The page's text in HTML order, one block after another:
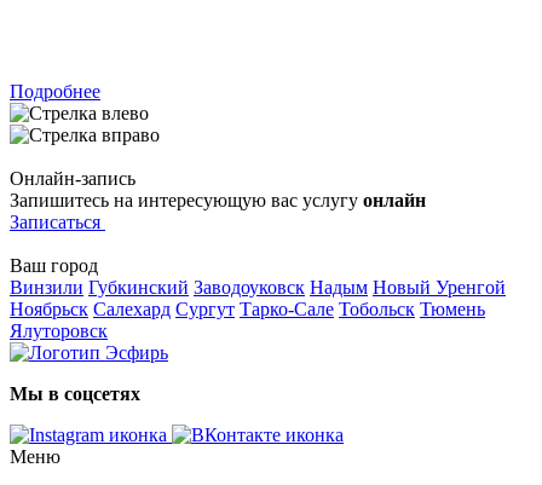
Подробнее
Онлайн-запись
Запишитесь на интересующую вас услугу онлайн
Записаться
Ваш город
Винзили Губкинский Заводоуковск Надым Новый Уренгой
Ноябрьск Салехард Сургут Тарко-Сале Тобольск Тюмень
Ялуторовск
Мы в соцсетях
Меню